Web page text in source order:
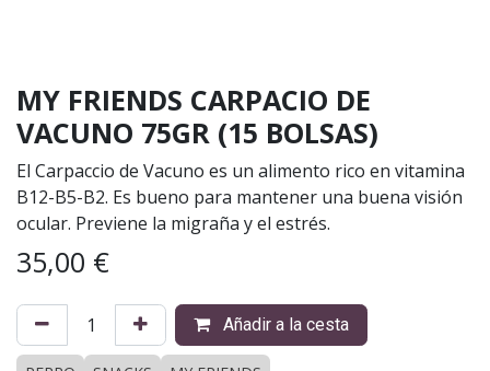
MY FRIENDS CARPACIO DE
VACUNO 75GR (15 BOLSAS)
El Carpaccio de Vacuno es un alimento rico en vitamina
B12-B5-B2. Es bueno para mantener una buena visión
ocular. Previene la migraña y el estrés.
35,00 €
Añadir a la cesta